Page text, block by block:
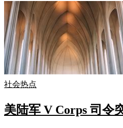
社会热点
美陆军 V Corps 司令